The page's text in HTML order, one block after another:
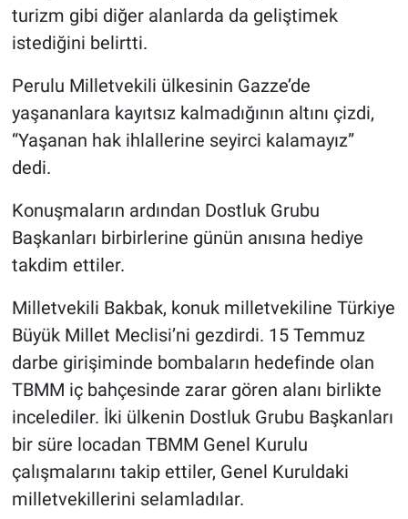
turizm gibi diğer alanlarda da geliştimek
istediğini belirtti.
Perulu Milletvekili ülkesinin Gazze’de
yaşananlara kayıtsız kalmadığının altını çizdi,
“Yaşanan hak ihlallerine seyirci kalamayız”
dedi.
Konuşmaların ardından Dostluk Grubu
Başkanları birbirlerine günün anısına hediye
takdim ettiler.
Milletvekili Bakbak, konuk milletvekiline Türkiye
Büyük Millet Meclisi’ni gezdirdi. 15 Temmuz
darbe girişiminde bombaların hedefinde olan
TBMM iç bahçesinde zarar gören alanı birlikte
incelediler. İki ülkenin Dostluk Grubu Başkanları
bir süre locadan TBMM Genel Kurulu
çalışmalarını takip ettiler, Genel Kuruldaki
milletvekillerini selamladılar.